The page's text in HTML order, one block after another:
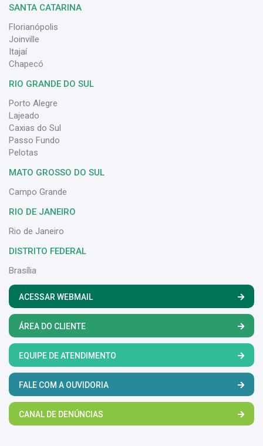
SANTA CATARINA
Florianópolis
Joinville
Itajaí
Chapecó
RIO GRANDE DO SUL
Porto Alegre
Lajeado
Caxias do Sul
Passo Fundo
Pelotas
MATO GROSSO DO SUL
Campo Grande
RIO DE JANEIRO
Rio de Janeiro
DISTRITO FEDERAL
Brasília
ACESSAR WEBMAIL
ÁREA DO CLIENTE
EQUIPE DE ATENDIMENTO
FALE COM A OUVIDORIA
CANAL DE DENÚNCIAS